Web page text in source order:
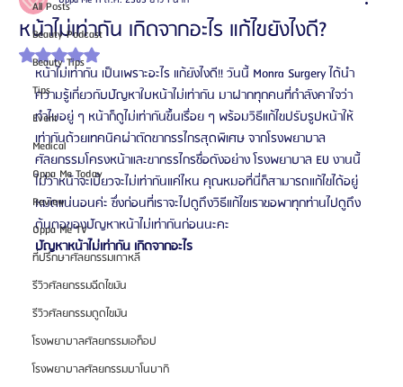
All Posts
Beauty Podcast
Beauty Tips
Tips
Event
Medical
Oppa Me Today
Review
Oppa Me TV
ที่ปรึกษาศัลยกรรมเกาหลี
รีวิวศัลยกรรมฉีดไขมัน
รีวิวศัลยกรรมดูดไขมัน
โรงพยาบาลศัลยกรรมเอท็อป
โรงพยาบาลศัลยกรรมบาโนบากิ
หน้าไม่เท่ากัน เกิดจากอะไร แก้ไขยังไงดี?
ได้รับ NaN เต็ม 5 ดาว
หน้าไม่เท่ากัน เป็นเพราะอะไร แก้ยังไงดี!! วันนี้ Monra Surgery ได้นำ
ความรู้เกี่ยวกับปัญหาใบหน้าไม่เท่ากัน มาฝากทุกคนที่กำลังคาใจว่า
ทำไมอยู่ ๆ หน้าก็ดูไม่เท่ากันขึ้นเรื่อย ๆ พร้อมวิธีแก้ไขปรับรูปหน้าให้
เท่ากันด้วยเทคนิคผ่าตัดขากรรไกรสุดพิเศษ จากโรงพยาบาล
ศัลยกรรมโครงหน้าและขากรรไกรชื่อดังอย่าง โรงพยาบาล EU งานนี้
ไม่ว่าหน้าจะเบี้ยวจะไม่เท่ากันแค่ไหน คุณหมอที่นี่ก็สามารถแก้ไขได้อยู่
หมัดแน่นอนค่ะ ซึ่งก่อนที่เราจะไปดูถึงวิธีแก้ไขเราขอพาทุกท่านไปดูถึง
ต้นตอของปัญหาหน้าไม่เท่ากันก่อนนะคะ
ปัญหาหน้าไม่เท่ากัน เกิดจากอะไร